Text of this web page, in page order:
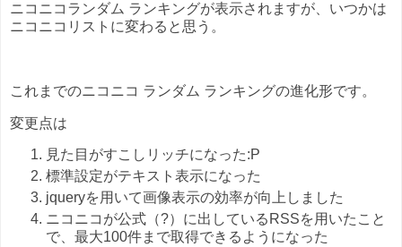
ニコニコランダム ランキングが表示されますが、いつかは
ニコニコリストに変わると思う。
これまでのニコニコ ランダム ランキングの進化形です。
変更点は
見た目がすこしリッチになった:P
標準設定がテキスト表示になった
jqueryを用いて画像表示の効率が向上しました
ニコニコが公式（?）に出しているRSSを用いたこと
で、最大100件まで取得できるようになった